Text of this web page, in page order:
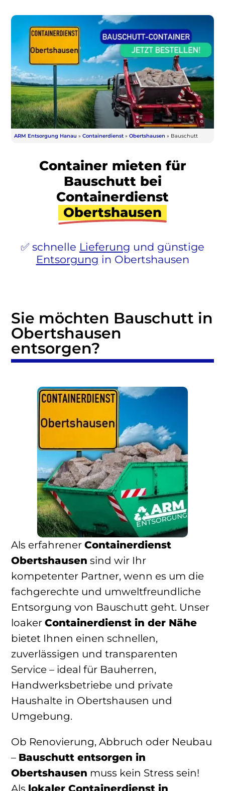
ARM Entsorgung Hanau » Containerdienst » Obertshausen » Bauschutt
Container mieten für
Bauschutt bei
Containerdienst
Obertshausen
schnelle Lieferung und günstige
Entsorgung in Obertshausen
Sie möchten Bauschutt in
Obertshausen
entsorgen?
Als erfahrener Containerdienst
Obertshausen sind wir Ihr
kompetenter Partner, wenn es um die
fachgerechte und umweltfreundliche
Entsorgung von Bauschutt geht. Unser
loaker Containerdienst in der Nähe
bietet Ihnen einen schnellen,
zuverlässigen und transparenten
Service – ideal für Bauherren,
Handwerksbetriebe und private
Haushalte in Obertshausen und
Umgebung.
Ob Renovierung, Abbruch oder Neubau
– Bauschutt entsorgen in
Obertshausen muss kein Stress sein!